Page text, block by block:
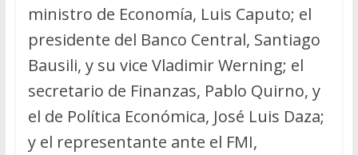
ministro de Economía, Luis Caputo; el
presidente del Banco Central, Santiago
Bausili, y su vice Vladimir Werning; el
secretario de Finanzas, Pablo Quirno, y
el de Política Económica, José Luis Daza;
y el representante ante el FMI,